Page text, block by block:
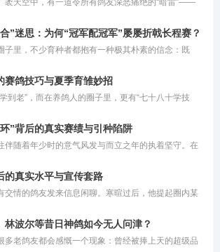
们还需要拜师吗？
袤天空中，有一道令所有鸽友深恶痛绝的“暗雷”——
踏了体育竞技的公平底线，更在情理与法律的双重维
”迷思：为何“冠军配冠军”屡屡折戟长程赛？
子里，不少育种者都抱有一种极其朴素的信念：既
的惯性思维中，父母双方均已用赛绩证明了自己的巅
然应当集齐双方优势。可惜事与愿违，现实往往会给
头棒喝。那些头顶“双冠”光环的幼鸽，在面对300公里
往往如同泥牛入海，再无归期。为何看似完美的“双
赛鸽技巧与夏季育雏妙招
到老”，而在养鸽人的圈子里，更有“七十八十学技
和体能极限的繁杂办法。其实不然，这里所说的“技
种**“四两拨千斤”的智慧与策略**。对于年长的鸽友
和体能的限制，养鸽方式理应顺势而为，巧妙借力。
”背后的真实赛绩与引种陷阱
伴随着年少时的意气风发与而立之年的执着坚守。在
五千的普通人摇身一变成为身价百万的养殖基地老
成功案例，无疑给广大养鸽人注入了一剂强心针。然
动的商业化，圈子里也滋生出诸多乱象。昨晚，一位
独创了一套“免费让别人交费参赛，再拍回奖鸽”的运
实实力与宣传套
的真实水平与宣传套路
交情的鸽友发来信息闲聊。寒暄过后，他提起圈内某
费参赛，唯一的要求就是把获奖的鸽子拍回来。鸽友
，多送免费鸽子让他人试验，以此扩大知名度，让更
系的实力。他甚至提到，有人用该名家的鸽子在寄养
林波尔等昔日神鸽如今无人问津？
多老鸽友都会感慨一个现象：曾经被捧上天的超级品